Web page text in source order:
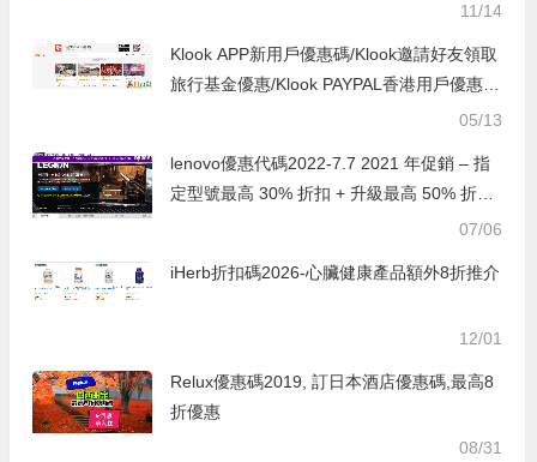
11/14
Klook APP新用戶優惠碼/Klook邀請好友領取
旅行基金優惠/Klook PAYPAL香港用戶優惠
碼,信用卡優惠/Klook旅遊套票優惠201805/13
lenovo優惠代碼2022-7.7 2021 年促銷 – 指
定型號最高 30% 折扣 + 升級最高 50% 折
07/06
iHerb折扣碼2026-心臟健康產品額外8折推介
12/01
Relux優惠碼2019, 訂日本酒店優惠碼,最高8
折優惠
08/31